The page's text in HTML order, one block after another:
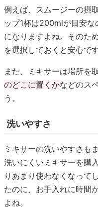
例えば、スムージーの摂
ップ1杯は200mlが目安
になりますよね。そのため
を選択しておくと安心です
また、ミキサーは場所を
のどこに置くかなどのス
う。
洗いやすさ
ミキサーの洗いやすさも
洗いにくいミキサーを購
りあまり使わなくなって
たのに、お手入れに時間
よね。